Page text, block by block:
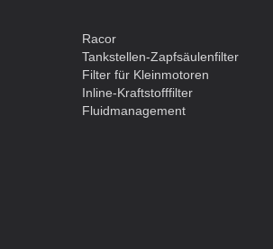
Racor
Tankstellen-Zapfsäulenfilter
Filter für Kleinmotoren
Inline-Kraftstofffilter
Fluidmanagement